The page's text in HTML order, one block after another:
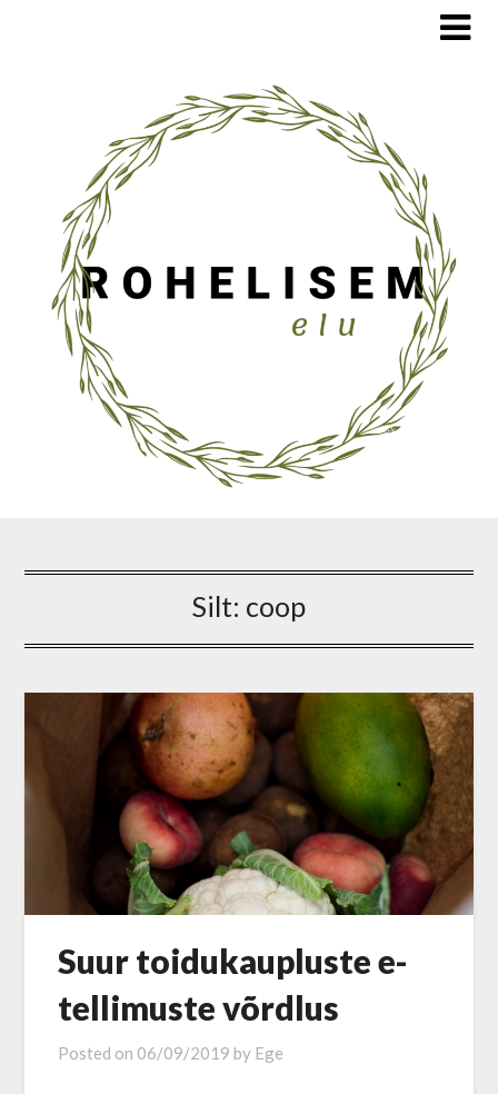
Silt: coop
Suur toidukaupluste e-
tellimuste võrdlus
Posted on 06/09/2019 by Ege